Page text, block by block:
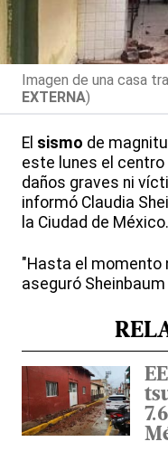
Imagen de una casa
EXTERNA)
El sismo de
este lunes el
daños graves ni
informó Claudia
la Ciudad de México.
"Hasta el momento
aseguró